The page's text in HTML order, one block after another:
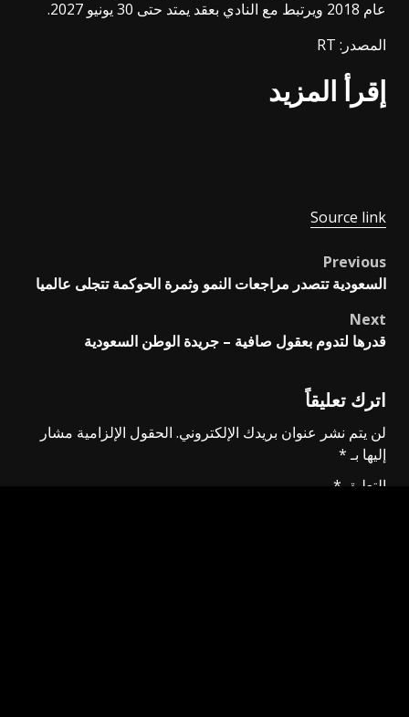
عام 2018 ويرتبط مع النادي بعقد يمتد حتى 30 يونيو 2027.
المصدر: RT
إقرأ المزيد
Source link
Post
navigation
Previous
السعودية تتصدر مراجعات النمو وثمرة الحوكمة تتجلى عالميا
Next
قدرها لتدوم بعقول صافية – جريدة الوطن السعودية
اترك تعليقاً
لن يتم نشر عنوان بريدك الإلكتروني. الحقول الإلزامية مشار
إليها بـ*
التعليق *